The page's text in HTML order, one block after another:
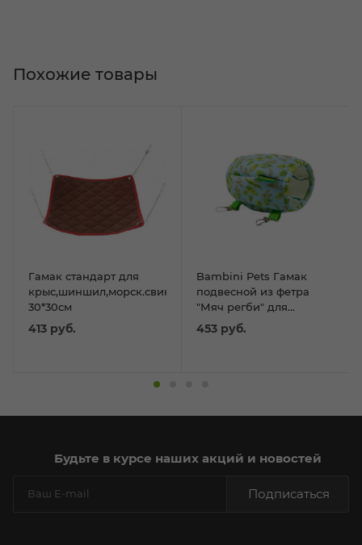
Гамак стандарт для
крыс,шиншил,морск.свинки,дегу
30*30см
413 руб.
Bambini Pets Гамак
подвесной из фетра
"Мяч регби" для
грызунов и хорьков
18*13*13 см
453 руб.
Похожие товары
Будьте в курсе наших акций и новостей
Подписаться